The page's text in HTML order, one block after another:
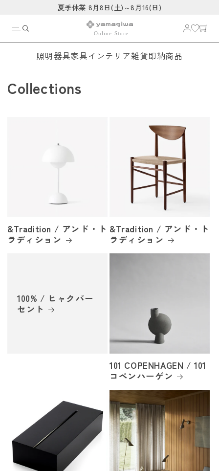
夏季休業 8月8日(土)～8月16(日)
照明器具家具インテリア雑貨即納商品
Collections
&Tradition / アンド・ト
ラディション
&Tradition / アンド・ト
ラディション
100% / ヒャクパー
セント
101 COPENHAGEN / 101
コペンハーゲン